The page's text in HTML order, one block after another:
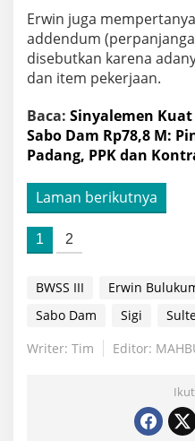
Erwin juga
addendum
disebutkan karena
dan item pekerjaan.
Baca: Sinyalemen
Sabo Dam Rp78,8 M:
Padang, PPK dan
Laman berikutnya
1 2
BWSS III Erwin
Sabo Dam
Sigi
Writer: Tim
Editor: